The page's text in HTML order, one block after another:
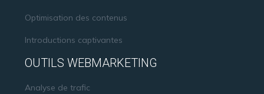
Optimisation des contenus
Introductions captivantes
OUTILS WEBMARKETING
Analyse de trafic